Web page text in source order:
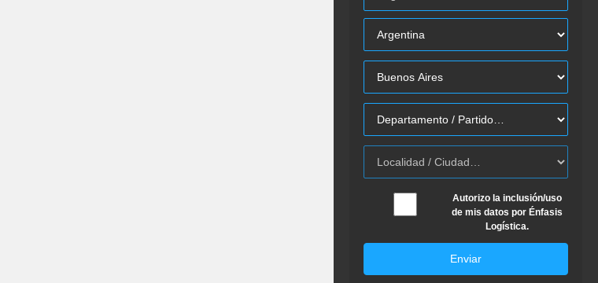
Autorizo la inclusión/uso
de mis datos por Énfasis
Logística.
Enviar